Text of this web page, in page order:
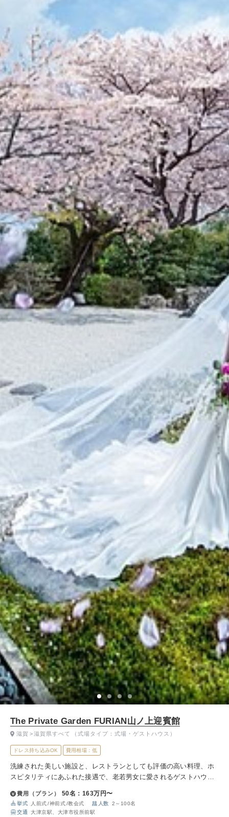
The Private Garden FURIAN山ノ上迎賓館
ドレス持ち込みOK 費用相場：低
洗練された美しい施設と、レストランとしても評価の高い料理、ホ
スピタリティにあふれた接遇で、老若男女に愛されるゲストハウス
滋賀 滋賀県すべて （式場タイプ：式場・ゲストハウス）
費用（プラン） 50名：163万円〜
挙式 人前式 神前式 教会式 人数
2～100名
交通
大津京駅、大津市役所前駅